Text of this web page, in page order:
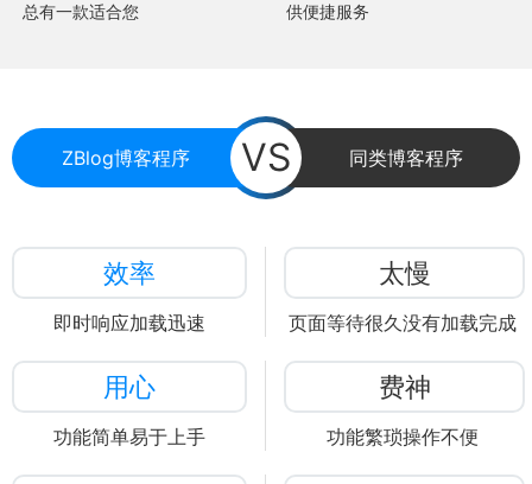
总有一款适合您
供便捷服务
VS 同类博客程序
ZBlog博客程序
效率
即时响应加载迅速
用心
功能简单易于上手
太慢
页面等待很久没有加载完成
费神
功能繁琐操作不便